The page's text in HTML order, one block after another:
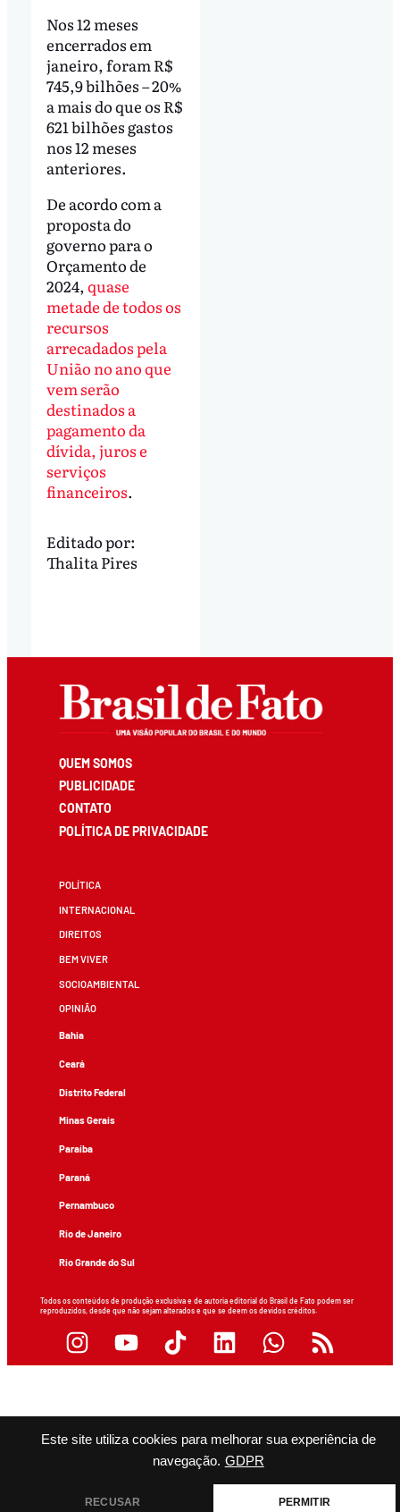
Este site utiliza cookies para melhorar sua experiência de
navegação. GDPR
RECUSAR PERMITIR
Nos 12 meses
encerrados em
janeiro, foram R$
745,9 bilhões – 20%
a mais do que os R$
621 bilhões gastos
nos 12 meses
anteriores.
De acordo com a
proposta do
governo para o
Orçamento de
2024, quase
metade de todos os
recursos
arrecadados pela
União no ano que
vem serão
destinados a
pagamento da
dívida, juros e
serviços
financeiros.
Editado por:
Thalita Pires
QUEM SOMOS
PUBLICIDADE
CONTATO
POLÍTICA DE PRIVACIDADE
POLÍTICA
INTERNACIONAL
DIREITOS
BEM VIVER
SOCIOAMBIENTAL
OPINIÃO
Bahia
Ceará
Distrito Federal
Minas Gerais
Paraíba
Paraná
Pernambuco
Rio de Janeiro
Rio Grande do Sul
Todos os conteúdos de produção exclusiva e de autoria editorial do Brasil de Fato podem ser
reproduzidos, desde que não sejam alterados e que se deem os devidos créditos.